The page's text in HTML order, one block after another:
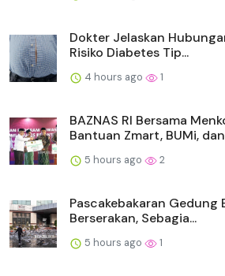
Dokter Jelaskan
Risiko Diabetes Tip...
4 hours ago 1
BAZNAS RI Bersama
Bantuan Zmart, BUMi,
5 hours ago 2
Pascakebakaran Gedung
Berserakan, Sebagia...
5 hours ago 1